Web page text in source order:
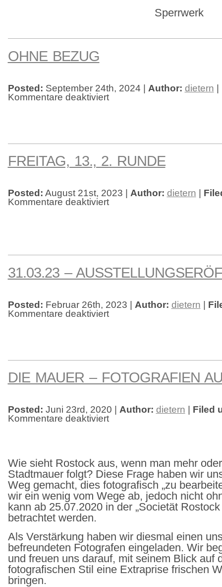
Sperrwerk
OHNE BEZUG
Posted: September 24th, 2024 | Author: dietern |
Kommentare deaktiviertfür
Ohne
FREITAG, 13., 2. RUNDE
Posted: August 21st, 2023 | Author: dietern
Kommentare deaktiviertfür
Freitag,
31.03.23 –
Posted: Februar 26th, 2023 | Author: dietern |
Kommentare deaktiviertfür
31.03.23
DIE MAUER – FOTOGRAFIEN
Posted: Juni 23rd, 2020 | Author: dietern
Filed
Kommentare deaktiviertfür
die
Wie sieht Rostock aus, wenn man mehr
Stadtmauer folgt? Diese Frage haben wir
Weg gemacht, dies fotografisch „zu
wir ein wenig vom Wege ab, jedoch nicht
kann ab 25.07.2020 in der „Societät
betrachtet werden.
Als Verstärkung haben wir diesmal einen
befreundeten Fotografen eingeladen. Wir
und freuen uns darauf, mit seinem Blick auf
fotografischen Stil eine Extraprise frischen
bringen.